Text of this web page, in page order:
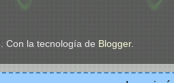
Con la tecnología de Blogger.